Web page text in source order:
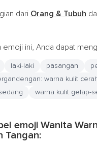
dari Orang & Tubuh
ini, Anda dapat
laki-laki pasangan
warna kulit
warna kulit gelap-
emoji Wanita
Tangan: